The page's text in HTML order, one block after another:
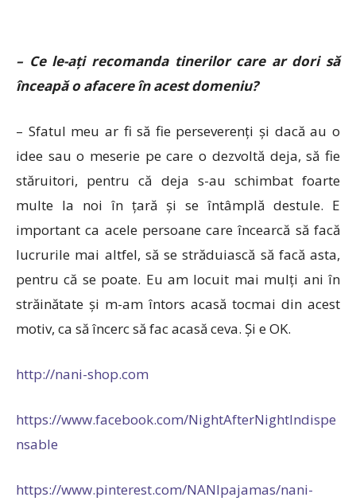
– Ce le-ați recomanda tinerilor care ar dori să
înceapă o afacere în acest domeniu?
– Sfatul meu ar fi să fie perseverenți și dacă au o
idee sau o meserie pe care o dezvoltă deja, să fie
stăruitori, pentru că deja s-au schimbat foarte
multe la noi în țară și se întâmplă destule. E
important ca acele persoane care încearcă să facă
lucrurile mai altfel, să se străduiască să facă asta,
pentru că se poate. Eu am locuit mai mulți ani în
străinătate și m-am întors acasă tocmai din acest
motiv, ca să încerc să fac acasă ceva. Și e OK.
http://nani-shop.com
https://www.facebook.com/NightAfterNightIndispe
nsable
https://www.pinterest.com/NANIpajamas/nani-